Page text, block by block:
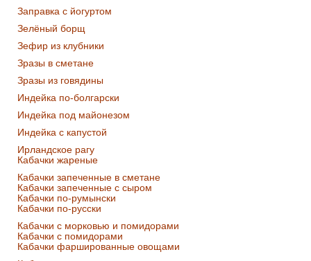
Заправка с йогуртом
Зелёный борщ
Зефир из клубники
Зразы в сметане
Зразы из говядины
Индейка по-болгарски
Индейка под майонезом
Индейка с капустой
Ирландское рагу
Кабачки жареные
Кабачки запеченные в сметане
Кабачки запеченные с сыром
Кабачки по-румынски
Кабачки по-русски
Кабачки с морковью и помидорами
Кабачки с помидорами
Кабачки фаршированные овощами